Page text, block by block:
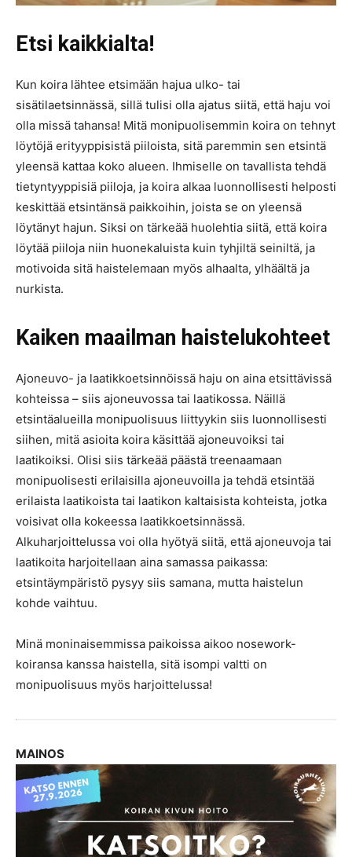
Etsi kaikkialta!
Kun koira lähtee etsimään hajua ulko- tai
sisätilaetsinnässä, sillä tulisi olla ajatus siitä, että haju voi
olla missä tahansa! Mitä monipuolisemmin koira on tehnyt
löytöjä erityyppisistä piiloista, sitä paremmin sen etsintä
yleensä kattaa koko alueen. Ihmiselle on tavallista tehdä
tietyntyyppisiä piiloja, ja koira alkaa luonnollisesti helposti
keskittää etsintänsä paikkoihin, joista se on yleensä
löytänyt hajun. Siksi on tärkeää huolehtia siitä, että koira
löytää piiloja niin huonekaluista kuin tyhjiltä seiniltä, ja
motivoida sitä haistelemaan myös alhaalta, ylhäältä ja
nurkista.
Kaiken maailman haistelukohteet
Ajoneuvo- ja laatikkoetsinnöissä haju on aina etsittävissä
kohteissa – siis ajoneuvossa tai laatikossa. Näillä
etsintäalueilla monipuolisuus liittyykin siis luonnollisesti
siihen, mitä asioita koira käsittää ajoneuvoiksi tai
laatikoiksi. Olisi siis tärkeää päästä treenaamaan
monipuolisesti erilaisilla ajoneuvoilla ja tehdä etsintää
erilaista laatikoista tai laatikon kaltaisista kohteista, jotka
voisivat olla kokeessa laatikkoetsinnässä.
Alkuharjoittelussa voi olla hyötyä siitä, että ajoneuvoja tai
laatikoita harjoitellaan aina samassa paikassa:
etsintäympäristö pysyy siis samana, mutta haistelun
kohde vaihtuu.
Minä moninaisemmissa paikoissa aikoo nosework-
koiransa kanssa haistella, sitä isompi valtti on
monipuolisuus myös harjoittelussa!
MAINOS